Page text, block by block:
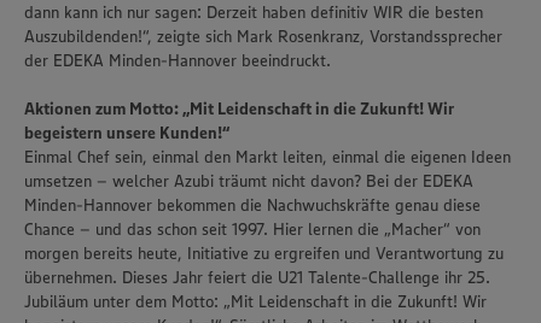
dann kann ich nur sagen: Derzeit haben definitiv WIR die besten
Auszubildenden!“, zeigte sich Mark Rosenkranz, Vorstandssprecher
der EDEKA Minden-Hannover beeindruckt.
Aktionen zum Motto: „Mit Leidenschaft in die Zukunft! Wir
begeistern unsere Kunden!“
Einmal Chef sein, einmal den Markt leiten, einmal die eigenen Ideen
umsetzen – welcher Azubi träumt nicht davon? Bei der EDEKA
Minden-Hannover bekommen die Nachwuchskräfte genau diese
Chance – und das schon seit 1997. Hier lernen die „Macher“ von
morgen bereits heute, Initiative zu ergreifen und Verantwortung zu
übernehmen. Dieses Jahr feiert die U21 Talente-Challenge ihr 25.
Jubiläum unter dem Motto: „Mit Leidenschaft in die Zukunft! Wir